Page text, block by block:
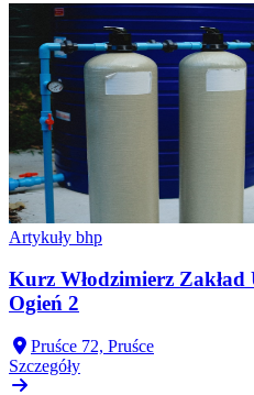
Artykuły bhp
Kurz Włodzimierz Zakład
Ogień 2
Pruśce 72, Pruśce
Szczegóły